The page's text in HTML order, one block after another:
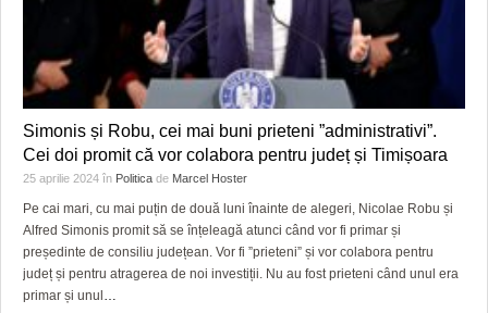
JOCURI ONLINE
DIVERSE
HARTA TIMIŞOAREI
LICEE, ŞCOLI ŞI GRĂDINIŢE DIN TIMIŞ
PRIMĂRIILE DIN TIMIŞ
SFATUL MEDICULUI
Simonis și Robu, cei mai buni prieteni ”administrativi”.
Cei doi promit că vor colabora pentru județ și Timișoara
25 aprilie 2024 în Politica de Marcel Hoster
Pe cai mari, cu mai puțin de două luni înainte de alegeri, Nicolae Robu și
Alfred Simonis promit să se înțeleagă atunci când vor fi primar și
președinte de consiliu județean. Vor fi ”prieteni” și vor colabora pentru
județ și pentru atragerea de noi investiții. Nu au fost prieteni când unul era
primar și unul…